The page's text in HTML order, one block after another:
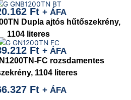
Ft + ÁFA
Dupla ajtós hűtőszekrény,
1104 literes
Ft + ÁFA
FC rozsdamentes
1104 literes
Ft + ÁFA